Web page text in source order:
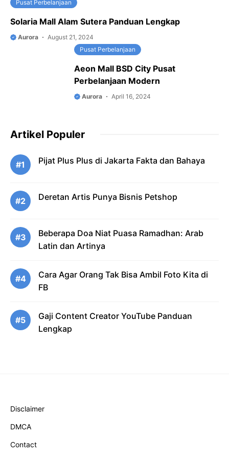
Pusat Perbelanjaan
Solaria Mall Alam Sutera Panduan Lengkap
Aurora
August 21, 2024
Pusat Perbelanjaan
Aeon Mall BSD City Pusat
Perbelanjaan Modern
Aurora April 16, 2024
Artikel Populer
#1 Pijat Plus Plus di Jakarta Fakta dan Bahaya
#2 Deretan Artis Punya Bisnis Petshop
#3
Beberapa Doa Niat Puasa Ramadhan: Arab
Latin dan Artinya
#4
Cara Agar Orang Tak Bisa Ambil Foto Kita di
FB
#5
Gaji Content Creator YouTube Panduan
Lengkap
Disclaimer
DMCA
Contact